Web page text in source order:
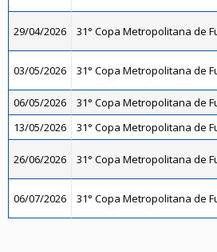
29/04/2026 31° Copa Metropolitana de
03/05/2026 31° Copa Metropolitana de
06/05/2026 31° Copa Metropolitana de
13/05/2026
31° Copa Metropolitana de
26/06/2026 31° Copa Metropolitana de
06/07/2026 31° Copa Metropolitana de